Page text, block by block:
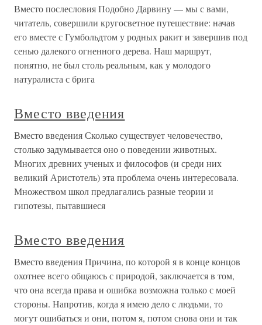
Вместо послесловия Подобно Дарвину — мы с вами,
читатель, совершили кругосветное путешествие: начав
его вместе с Гумбольдтом у родных ракит и завершив под
сенью далекого огненного дерева. Наш маршрут,
понятно, не был столь реальным, как у молодого
натуралиста с брига
Вместо введения
Вместо введения Сколько существует человечество,
столько задумывается оно о поведении животных.
Многих древних ученых и философов (и среди них
великий Аристотель) эта проблема очень интересовала.
Множеством школ предлагались разные теории и
гипотезы, пытавшиеся
Вместо введения
Вместо введения Причина, по которой я в конце концов
охотнее всего общаюсь с природой, заключается в том,
что она всегда права и ошибка возможна только с моей
стороны. Напротив, когда я имею дело с людьми, то
могут ошибаться и они, потом я, потом снова они и так